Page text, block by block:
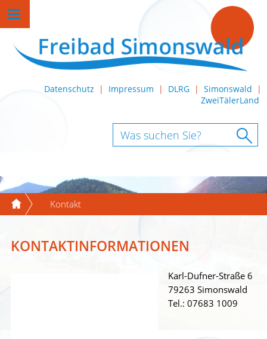
Datenschutz | Impressum | DLRG | Simonswald
|
ZweiTälerLand
Kontakt
KONTAKTINFORMATIONEN
Karl-Dufner-Straße 6
79263 Simonswald
Tel.: 07683 1009